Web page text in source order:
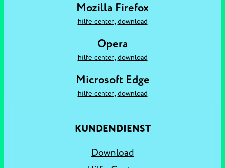
Mozilla Firefox
hilfe-center, download
Opera
hilfe-center, download
Microsoft Edge
hilfe-center, download
KUNDENDIENST
Download